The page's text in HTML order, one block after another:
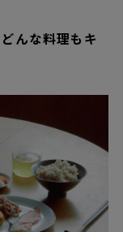
んな料理もキ